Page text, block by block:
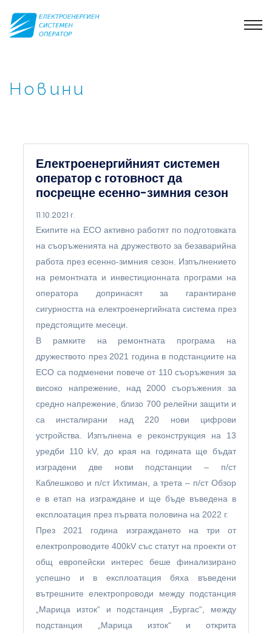
Новини
Електроенергийният системен
оператор с готовност да
посрещне есенно-зимния сезон
11.10.2021 г.
Екипите на ЕСО активно работят по подготовката
на съоръженията на дружеството за безаварийна
работа през есенно-зимния сезон. Изпълнението
на ремонтната и инвестиционната програми на
оператора допринасят за гарантиране
сигурността на електроенергийната система през
предстоящите месеци.
В рамките на ремонтната програма на
дружеството през 2021 година в подстанциите на
ЕСО са подменени повече от 110 съоръжения за
високо напрежение, над 2000 съоръжения за
средно напрежение, близо 700 релейни защити и
са инсталирани над 220 нови цифрови
устройства. Изпълнена е реконструкция на 13
уредби 110 kV, до края на годината ще бъдат
изградени две нови подстанции – п/ст
Каблешково и п/ст Ихтиман, а трета – п/ст Обзор
е в етап на изграждане и ще бъде въведена в
експлоатация през първата половина на 2022 г.
През 2021 година изграждането на три от
електропроводите 400kV със статут на проекти от
общ европейски интерес беше финализирано
успешно и в експлоатация бяха въведени
вътрешните електропроводи между подстанция
„Марица изток“ и подстанция „Бургас“, между
подстанция „Марица изток“ и открита